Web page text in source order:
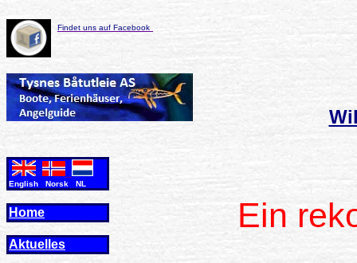
Findet uns auf Facebook
English Norsk NL
Home
Aktuelles
Ein